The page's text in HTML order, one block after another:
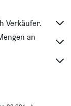
Verkäufer.
an